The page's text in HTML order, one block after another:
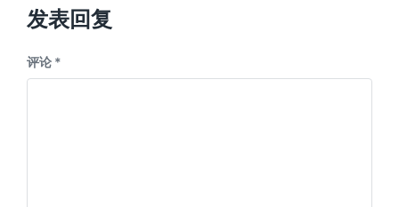
：
发表回复
评论 *